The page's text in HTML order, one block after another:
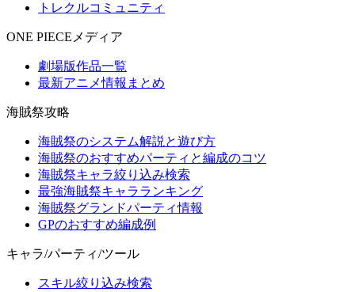
トレクルコミュニティ
ONE PIECEメディア
劇場版作品一覧
最新アニメ情報まとめ
海賊祭攻略
海賊祭のシステム解説と遊び方
海賊祭のおすすめパーティと編成のコツ
海賊祭キャラ絞り込み検索
最強海賊祭キャラランキング
海賊祭グランドパーティ情報
GPのおすすめ編成例
キャラ/パーティ/ツール
スキル絞り込み検索